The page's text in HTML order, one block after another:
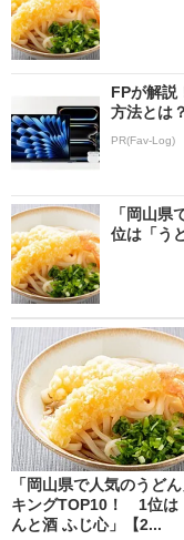
FPが解説
方法とは？
PR(Fav-Log)
「岡山
位は「う
「岡山県で人気のうど
キングTOP10！ 1位は
んと酒 ふじ心」【2...